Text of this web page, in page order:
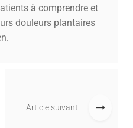
à comprendre et
douleurs plantaires
Article suivant